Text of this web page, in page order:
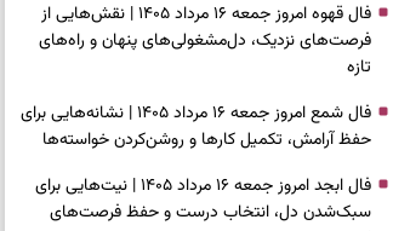
فال قهوه امروز جمعه ۱۶ مرداد ۱۴۰۵ | نقش‌هایی از
فرصت‌های نزدیک، دل‌مشغولی‌های پنهان و راه‌های
تازه
فال شمع امروز جمعه ۱۶ مرداد ۱۴۰۵ | نشانه‌هایی برای
حفظ آرامش، تکمیل کارها و روشن‌کردن خواسته‌ها
فال ابجد امروز جمعه ۱۶ مرداد ۱۴۰۵ | نیت‌هایی برای
سبک‌شدن دل، انتخاب درست و حفظ فرصت‌های